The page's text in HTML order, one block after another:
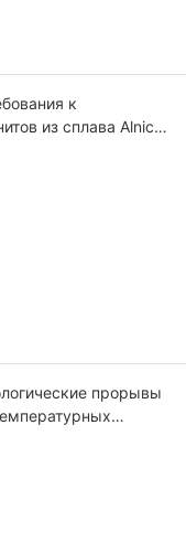
к
из сплава Alnico
прорывы
анализ